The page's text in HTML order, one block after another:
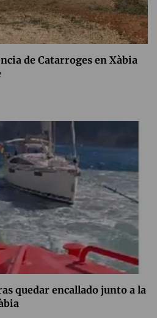
de Catarroges en Xàbia
quedar encallado junto a la